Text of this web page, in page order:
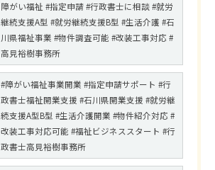
障がい福祉 #指定申請 #行政書士に相談 #就労
継続支援A型 #就労継続支援B型 #生活介護 #石
川県福祉事業 #物件調査可能 #改装工事対応 #
高見裕樹事務所
#障がい福祉事業開業 #指定申請サポート #行
政書士福祉開業支援 #石川県開業支援 #就労継
続支援A型B型 #生活介護開業 #物件紹介対応 #
改装工事対応可能 #福祉ビジネススタート #行
政書士高見裕樹事務所